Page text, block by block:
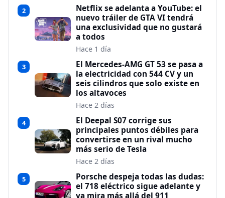
2
Netflix se adelanta a YouTube: el
nuevo tráiler de GTA VI tendrá
una exclusividad que no gustará
a todos
Hace 1 día
3
El Mercedes-AMG GT 53 se pasa a
la electricidad con 544 CV y un
seis cilindros que solo existe en
los altavoces
Hace 2 días
4
El Deepal S07 corrige sus
principales puntos débiles para
convertirse en un rival mucho
más serio de Tesla
Hace 2 días
5
Porsche despeja todas las dudas:
el 718 eléctrico sigue adelante y
ya mira más allá del 911